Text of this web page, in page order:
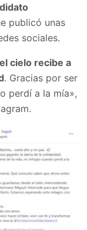
publicó unas
sociales.
cielo recibe a
. Gracias por ser
perdí a la mía»,